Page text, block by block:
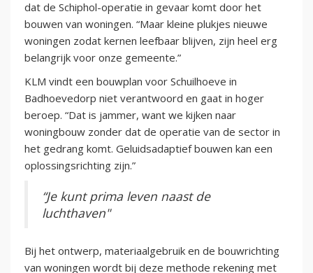
dat de Schiphol-operatie in gevaar komt door het
bouwen van woningen. “Maar kleine plukjes nieuwe
woningen zodat kernen leefbaar blijven, zijn heel erg
belangrijk voor onze gemeente.”
KLM vindt een bouwplan voor Schuilhoeve in
Badhoevedorp niet verantwoord en gaat in hoger
beroep. “Dat is jammer, want we kijken naar
woningbouw zonder dat de operatie van de sector in
het gedrang komt. Geluidsadaptief bouwen kan een
oplossingsrichting zijn.”
“Je kunt prima leven naast de
luchthaven"
Bij het ontwerp, materiaalgebruik en de bouwrichting
van woningen wordt bij deze methode rekening met